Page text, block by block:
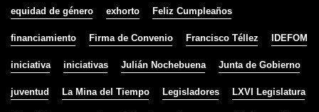
equidad de género exhorto Feliz Cumpleaños
financiamiento Firma de Convenio Francisco Téllez IDEFOM
iniciativa iniciativas Julián Nochebuena Junta de Gobierno
juventud La Mina del Tiempo Legisladores LXVI Legislatura